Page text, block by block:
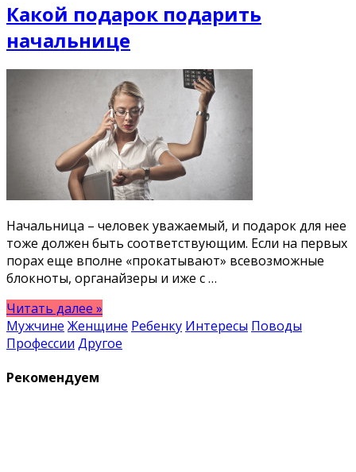
Какой подарок подарить
начальнице
Начальница – человек уважаемый, и подарок для нее
тоже должен быть соответствующим. Если на первых
порах еще вполне «прокатывают» всевозможные
блокноты, органайзеры и иже с …
Читать далее »
Мужчине Женщине Ребенку Интересы Поводы
Профессии Другое
Рекомендуем